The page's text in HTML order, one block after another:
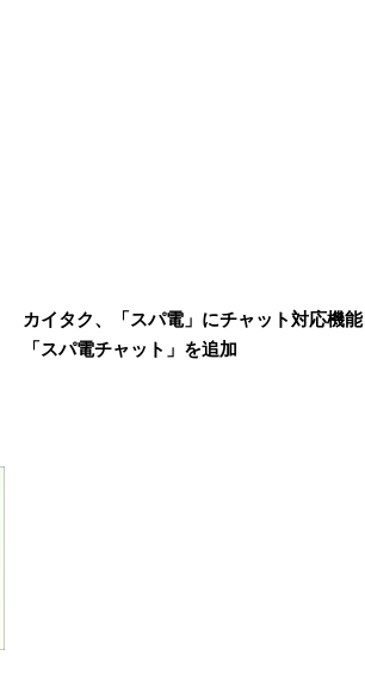
カイタク、「スパ電」にチャット対応機能
「スパ電チャット」を追加